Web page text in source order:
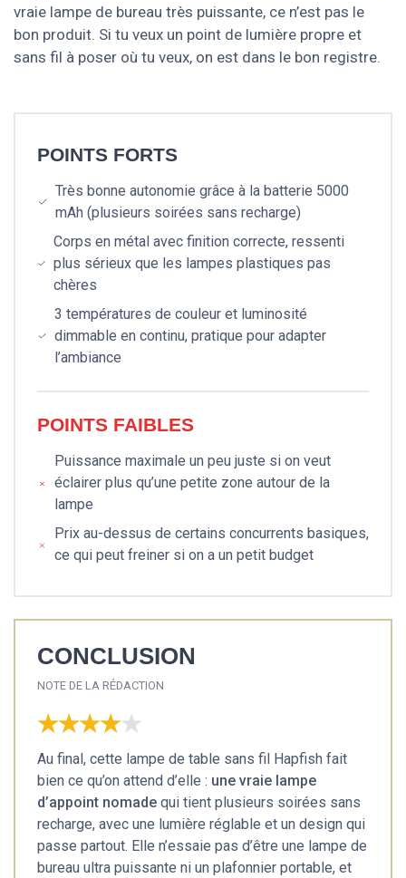
vraie lampe de bureau très puissante, ce n’est pas le
bon produit. Si tu veux un point de lumière propre et
sans fil à poser où tu veux, on est dans le bon registre.
POINTS FORTS
Très bonne autonomie grâce à la batterie 5000
mAh (plusieurs soirées sans recharge)
Corps en métal avec finition correcte, ressenti
plus sérieux que les lampes plastiques pas
chères
3 températures de couleur et luminosité
dimmable en continu, pratique pour adapter
l’ambiance
POINTS FAIBLES
Puissance maximale un peu juste si on veut
éclairer plus qu’une petite zone autour de la
lampe
Prix au-dessus de certains concurrents basiques,
ce qui peut freiner si on a un petit budget
CONCLUSION
NOTE DE LA RÉDACTION
★★★★★
★★★★★
Au final, cette lampe de table sans fil Hapfish fait
bien ce qu’on attend d’elle : une vraie lampe
d’appoint nomade qui tient plusieurs soirées sans
recharge, avec une lumière réglable et un design qui
passe partout. Elle n’essaie pas d’être une lampe de
bureau ultra puissante ni un plafonnier portable, et